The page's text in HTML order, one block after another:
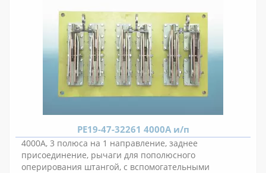
РЕ19-47-32261 4000А и/п
4000А, 3 полюса на 1 направление, заднее
присоединение, рычаги для пополюсного
оперирования штангой, с вспомогательными